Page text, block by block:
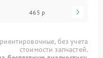
465 р
без учета
стоимости запчастей.